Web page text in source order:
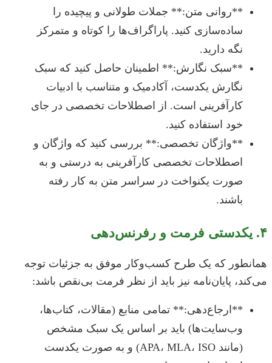
**روانی متن:** جملات طولانی و پیچیده را
ساده‌سازی کنید. پاراگراف‌ها را کوتاه و متمرکز
نگه دارید.
**سبک نگارش:** اطمینان حاصل کنید که سبک
نگارش یکدست، آکادمیک و متناسب با ادبیات
کارآفرینی است. از اصطلاحات تخصصی در جای
خود استفاده کنید.
**واژگان تخصصی:** بررسی کنید که واژگان و
اصطلاحات تخصصی کارآفرینی به درستی و به
صورت یکنواخت در سراسر متن به کار رفته
باشند.
۴. یکدستی فرمت و رفرنس‌دهی
همانطور که یک طرح کسب‌وکار موفق به جزئیات توجه
می‌کند، پایان‌نامه نیز باید از نظر فرمت بی‌نقص باشد:
**ارجاع‌دهی:** تمامی منابع (مقالات، کتاب‌ها،
وب‌سایت‌ها) باید بر اساس یک سبک مشخص
(مانند APA، MLA، ISO) و به صورت یکدست